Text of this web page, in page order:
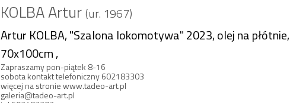
KOLBA Artur(ur. 1967)
Artur KOLBA, "Szalona lokomotywa" 2023, olej na płótnie,
70x100cm ,
Zapraszamy pon-piątek 8-16
sobota kontakt telefoniczny 602183303
więcej na stronie www.tadeo-art.pl
galeria@tadeo-art.pl